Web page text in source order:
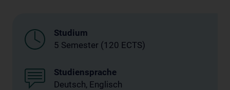
Studium
5 Semester (120 ECTS)
Studiensprache
Deutsch, Englisch